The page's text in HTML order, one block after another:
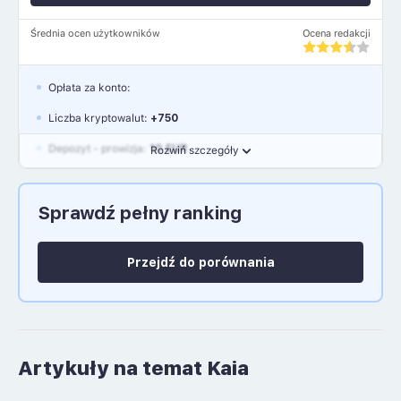
Średnia ocen użytkowników Ocena redakcji
Rozwiń szczegóły
Opłata za konto:
Liczba kryptowalut: +750
Depozyt - prowizja: 10 EUR
Język polski: NIE
Sprawdź pełny ranking
Przejdź do porównania
Artykuły na temat Kaia